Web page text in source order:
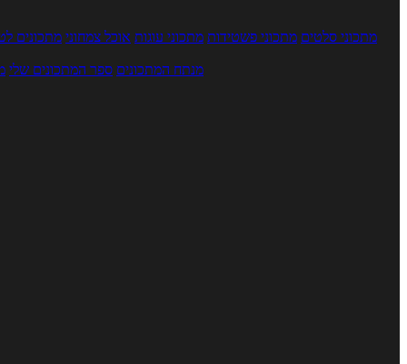
מתכוני סלטים מתכוני פשטידות מתכוני עוגות אוכל צמחוני מתכונים
מנתח המתכונים ספר המתכונים שלי